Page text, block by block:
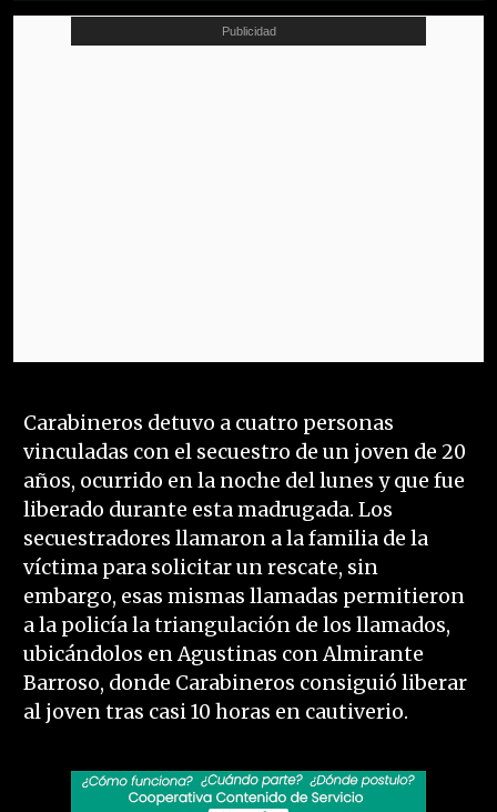
Carabineros detuvo a cuatro personas
vinculadas con el secuestro de un joven de 20
años, ocurrido en la noche del lunes y que fue
liberado durante esta madrugada. Los
secuestradores llamaron a la familia de la
víctima para solicitar un rescate, sin
embargo, esas mismas llamadas permitieron
a la policía la triangulación de los llamados,
ubicándolos en Agustinas con Almirante
Barroso, donde Carabineros consiguió liberar
al joven tras casi 10 horas en cautiverio.